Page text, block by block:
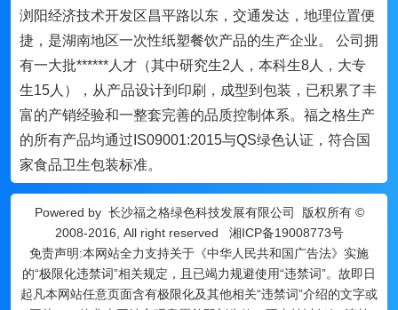
浏阳经济技术开发区昌平路以东，交通发达，地理位置便
捷，是湖南地区一次性纸塑餐饮产品的生产企业。 公司拥
有一大批******人才（其中研究生2人，本科生8人，大专
生15人），从产品设计到印刷，成型到包装，已积累了丰
富的产销经验和一整套完善的品质控制体系。福之格生产
的所有产品均通过IS09001:2015与QS绿色认证，符合国
家食品卫生包装标准。
Powered by 长沙福之格绿色科技发展有限公司
版权所有 ©
2008-2016, All right reserved 湘ICP备19008773号
免责声明:本网站全力支持关于《中华人民共和国广告法》实施
的“极限化违禁词”相关规定，且已竭力规避使用“违禁词”。故即日
起凡本网站任意页面含有极限化及其他相关“违禁词”介绍的文字或